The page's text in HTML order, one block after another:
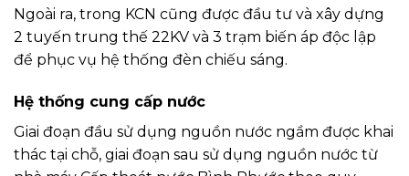
Ngoài ra, trong KCN cũng được đầu tư và xây dựng
2 tuyến trung thế 22KV và 3 trạm biến áp độc lập
để phục vụ hệ thống đèn chiếu sáng.
Hệ thống cung cấp nước
Giai đoạn đầu sử dụng nguồn nước ngầm được khai
thác tại chỗ, giai đoạn sau sử dụng nguồn nước từ